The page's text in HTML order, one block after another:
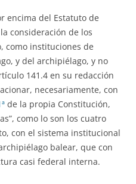
encima del Estatuto de
consideración de los
como instituciones de
y del archipiélago, y no
141.4 en su redacción
necesariamente, con
de la propia Constitución,
como lo son los cuatro
con el sistema institucional
balear, que con
casi federal interna.